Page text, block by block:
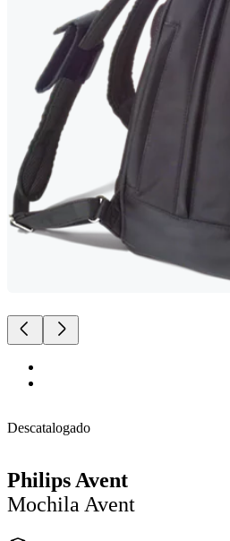
Descatalogado
Philips Avent
Mochila Avent